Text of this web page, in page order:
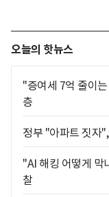
오늘의 핫뉴스
"증여세 7억 줄이
층
정부 "아파트 짓자
"AI 해킹 어떻게
찰